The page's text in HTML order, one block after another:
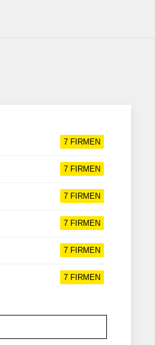
7FIRMEN
7FIRMEN
7FIRMEN
7FIRMEN
7FIRMEN
7FIRMEN